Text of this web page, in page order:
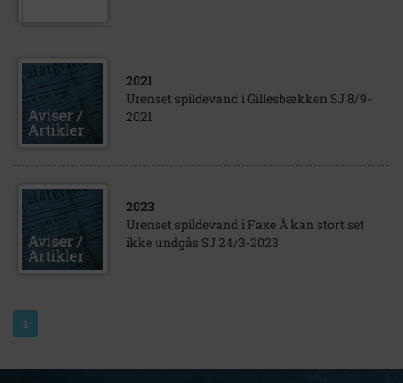
2021
Urenset spildevand i Gillesbækken SJ 8/9-
2021
2023
Urenset spildevand i Faxe Å kan stort set
ikke undgås SJ 24/3-2023
1